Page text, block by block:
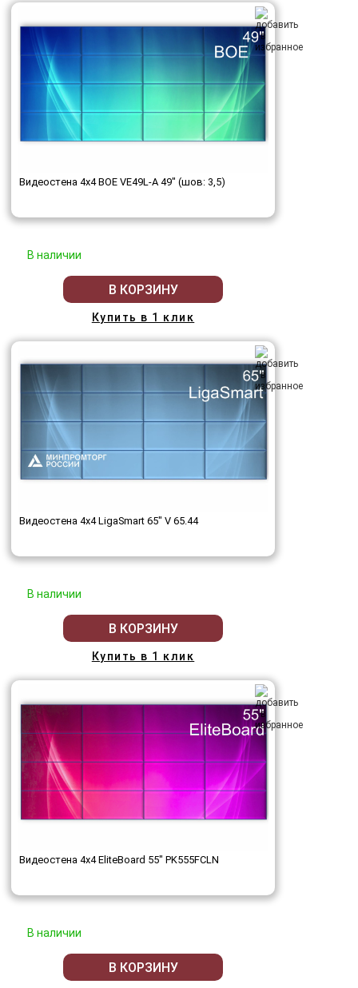
Видеостена 4x4 BOE VE49L-A 49" (шов: 3,5)
В наличии
В КОРЗИНУ
Купить в 1 клик
Видеостена 4x4 LigaSmart 65" V 65.44
В наличии
В КОРЗИНУ
Купить в 1 клик
Видеостена 4x4 EliteBoard 55" PK555FCLN
В наличии
В КОРЗИНУ